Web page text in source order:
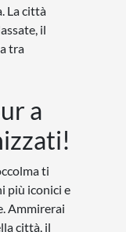
La città
il
tra
a
ti
più iconici e
Ammirerai
città, il